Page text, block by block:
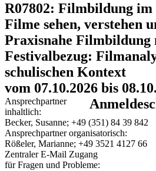
R07802: Filmbildung
Filme sehen, verstehen
Praxisnahe Filmbildung
Festivalbezug:
schulischen Kontext
vom 07.10.2026 bis
Ansprechpartner
inhaltlich:
Becker, Susanne; +49 (351) 84 39 842
Ansprechpartner organisatorisch:
Rößeler, Marianne; +49 3521 4127 66
Zentraler E-Mail Zugang
für Fragen und Probleme: